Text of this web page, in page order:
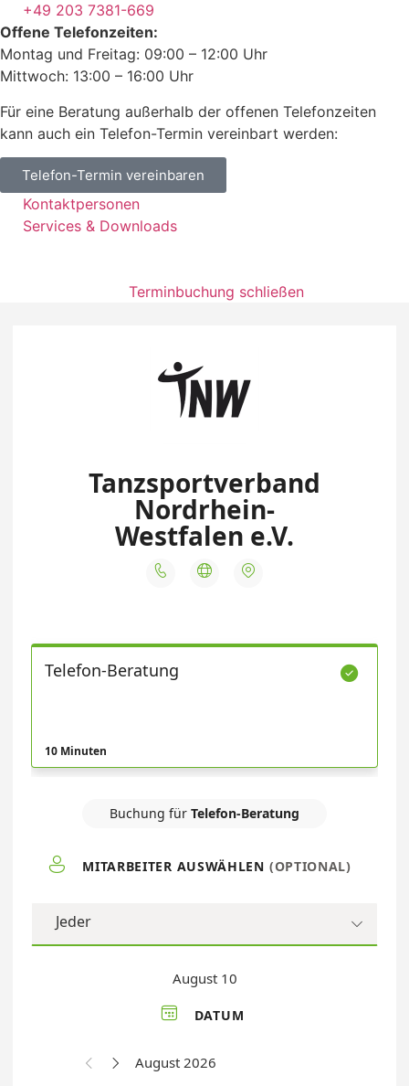
+49 203 7381-669
Offene Telefonzeiten:
Montag und Freitag: 09:00 – 12:00 Uhr
Mittwoch: 13:00 – 16:00 Uhr
Für eine Beratung außerhalb der offenen Telefonzeiten
kann auch ein Telefon-Termin vereinbart werden:
Telefon-Termin vereinbaren
Kontaktpersonen
Services & Downloads
Terminbuchung schließen